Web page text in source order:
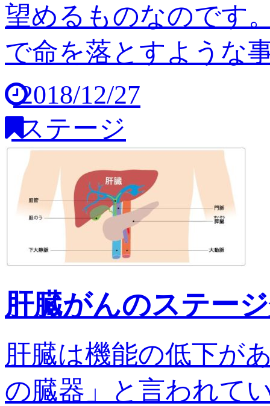
望めるものなのです
で命を落とすような
2018/12/27
ステージ
肝臓がんのステー
肝臓は機能の低下が
の臓器」と言われて